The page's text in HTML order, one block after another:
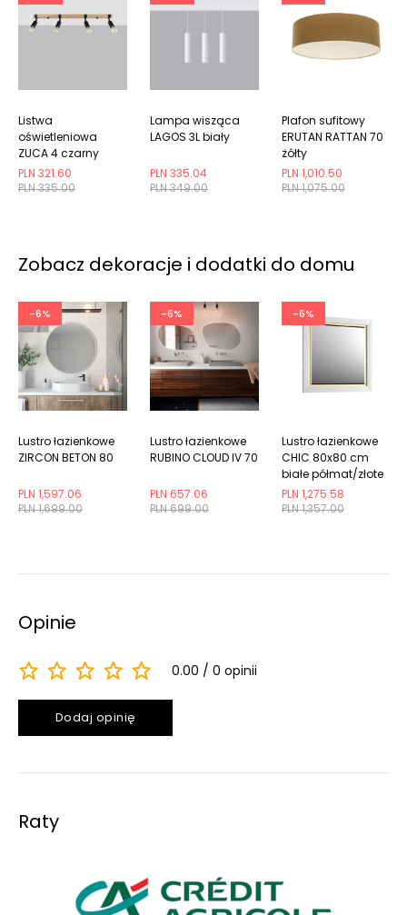
PLN 335.00
PLN 321.60
Listwa
oświetleniowa
ZUCA 4 czarny
PLN 349.00
PLN 335.04
Lampa wisząca
LAGOS 3L biały
PLN 1,075.00
PLN 1,010.50
Plafon sufitowy
ERUTAN RATTAN 70
żółty
Zobacz dekoracje i dodatki do domu
-6%
PLN 1,699.00
PLN 1,597.06
Lustro łazienkowe
ZIRCON BETON 80
-6%
PLN 699.00
PLN 657.06
Lustro łazienkowe
RUBINO CLOUD IV 70
-6%
PLN 1,357.00
PLN 1,275.58
Lustro łazienkowe
CHIC 80x80 cm
białe półmat/złote
Opinie
0.00 0 opinii
Dodaj opinię
Raty